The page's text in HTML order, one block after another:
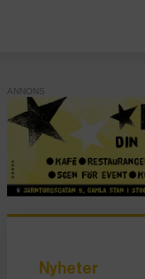
ANNONS
Nyheter